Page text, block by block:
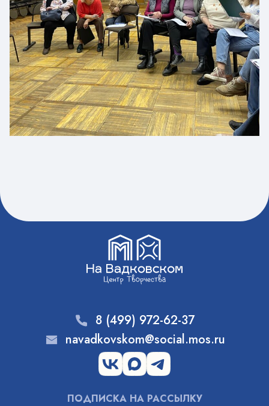
8 (499) 972-62-37
navadkovskom@social.mos.ru
ПОДПИСКА НА РАССЫЛКУ